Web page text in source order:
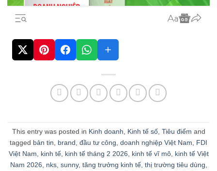
This entry was posted in Kinh doanh Kinh tế số, Tiêu điểm and
tagged bản tin brand đầu tư công doanh nghiệp Việt Nam
FDI
Việt Nam
kinh tế, kinh tế tháng 2 2026 kinh tế vĩ mô, kinh tế Việt
Nam 2026
nks, sunny, tăng trưởng kinh tế, thị trường tiêu dùng